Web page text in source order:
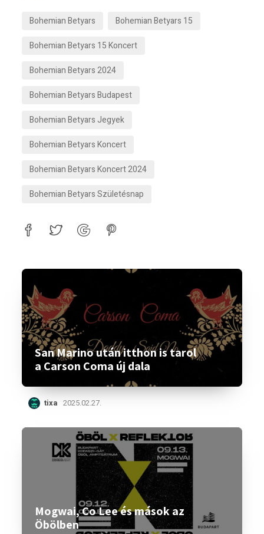
Bohemian Betyars
Bohemian Betyars 15
Bohemian Betyars 15 Koncert
Bohemian Betyars 2024
Bohemian Betyars Budapest
Bohemian Betyars Jegyek
Bohemian Betyars Koncert
Bohemian Betyars Koncert 2024
Bohemian Betyars Születésnap
San Marino után itthon is tarol
a Carson Coma új dala
tixa 2025.02.27.
Mogwai, Co Lee és mások az
Öbölben